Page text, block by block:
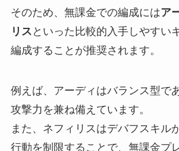
そのため、無課金での編成にはア
リス といった比較的入手しやすい
編成することが推奨されます。
例えば、アーディはバランス型で
攻撃力を兼ね備えています。
また、ネフィリスはデバフスキル
行動を制限することで、無課金プ